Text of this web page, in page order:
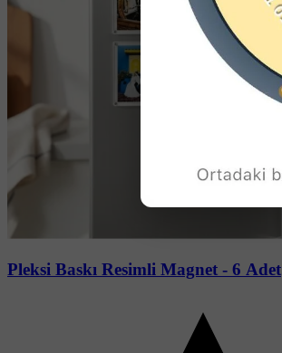
Soru-Cevap
Pleksi Baskı Resimli Magnet - 6 Adet